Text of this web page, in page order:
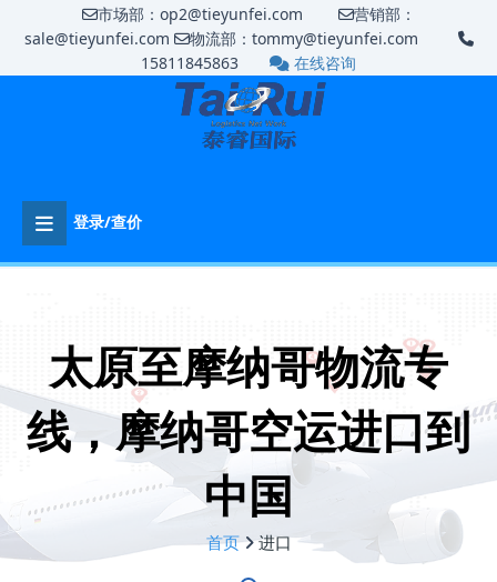
市场部：op2@tieyunfei.com
营销部：
sale@tieyunfei.com
物流部：tommy@tieyunfei.com
15811845863
在线咨询
登录/查价
太原至摩纳哥物流专
线，摩纳哥空运进口到
中国
首页 进口